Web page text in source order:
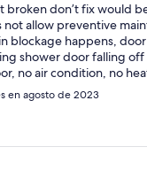
broken don’t fix would
allow preventive
blockage happens,
shower door falling off
no air condition, no
heater. Kitchen
This hotel is not ready
en agosto de 2023